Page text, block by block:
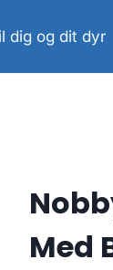
dig og dit dyr
Med